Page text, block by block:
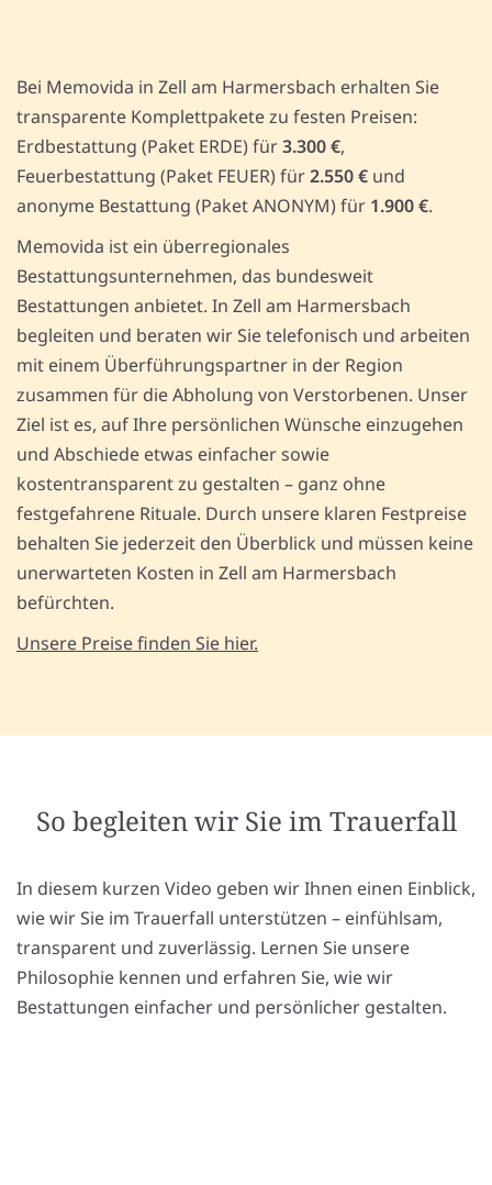
Bei Memovida in Zell am Harmersbach erhalten Sie
transparente Komplettpakete zu festen Preisen:
Erdbestattung (Paket ERDE) für3.300 €,
Feuerbestattung (Paket FEUER) für2.550 € und
anonyme Bestattung (Paket ANONYM) für 1.900 €.
Memovida ist ein überregionales
Bestattungsunternehmen, das bundesweit
Bestattungen anbietet. In Zell am Harmersbach
begleiten und beraten wir Sie telefonisch und arbeiten
mit einem Überführungspartner in der Region
zusammen für die Abholung von Verstorbenen. Unser
Ziel ist es, auf Ihre persönlichen Wünsche einzugehen
und Abschiede etwas einfacher sowie
kostentransparent zu gestalten – ganz ohne
festgefahrene Rituale. Durch unsere klaren Festpreise
behalten Sie jederzeit den Überblick und müssen keine
unerwarteten Kosten in Zell am Harmersbach
befürchten.
Unsere Preise finden Sie hier.
So begleiten wir Sie im Trauerfall
In diesem kurzen Video geben wir Ihnen einen Einblick,
wie wir Sie im Trauerfall unterstützen – einfühlsam,
transparent und zuverlässig. Lernen Sie unsere
Philosophie kennen und erfahren Sie, wie wir
Bestattungen einfacher und persönlicher gestalten.